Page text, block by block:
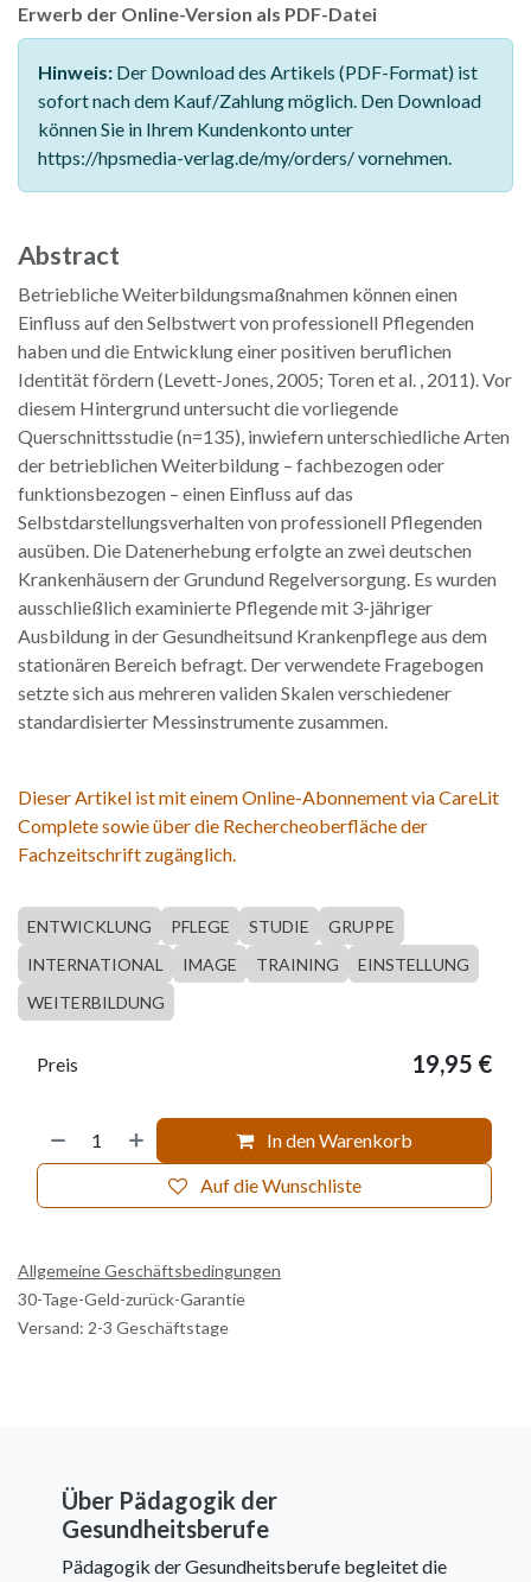
Erwerb der Online-Version als PDF-Datei
Hinweis: Der Download des Artikels (PDF-Format) ist
sofort nach dem Kauf/Zahlung möglich. Den Download
können Sie in Ihrem Kundenkonto unter
https://hpsmedia-verlag.de/my/orders/ vornehmen.
Abstract
Betriebliche Weiterbildungsmaßnahmen können einen
Einfluss auf den Selbstwert von professionell Pflegenden
haben und die Entwicklung einer positiven beruflichen
Identität fördern (Levett-Jones, 2005; Toren et al. , 2011). Vor
diesem Hintergrund untersucht die vorliegende
Querschnittsstudie (n=135), inwiefern unterschiedliche Arten
der betrieblichen Weiterbildung – fachbezogen oder
funktionsbezogen – einen Einfluss auf das
Selbstdarstellungsverhalten von professionell Pflegenden
ausüben. Die Datenerhebung erfolgte an zwei deutschen
Krankenhäusern der Grundund Regelversorgung. Es wurden
ausschließlich examinierte Pflegende mit 3-jähriger
Ausbildung in der Gesundheitsund Krankenpflege aus dem
stationären Bereich befragt. Der verwendete Fragebogen
setzte sich aus mehreren validen Skalen verschiedener
standardisierter Messinstrumente zusammen.
Dieser Artikel ist mit einem Online-Abonnement via CareLit
Complete sowie über die Rechercheoberfläche der
Fachzeitschrift zugänglich.
ENTWICKLUNG PFLEGE STUDIE
GRUPPE
INTERNATIONAL
IMAGE TRAINING
EINSTELLUNG
WEITERBILDUNG
In den Warenkorb
Auf die Wunschliste
Preis 19,95 €
Allgemeine Geschäftsbedingungen
30-Tage-Geld-zurück-Garantie
Versand: 2-3 Geschäftstage
Über Pädagogik der
Gesundheitsberufe
Pädagogik der Gesundheitsberufe begleitet die